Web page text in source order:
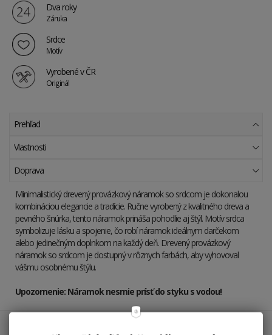
Dva roky
Záruka
Srdce
Motív
Vyrobené v ČR
Originál
Prehľad
Vlastnosti
Doprava
Minimalistický drevený provázkový náramok so srdcom je dokonalou
kombináciou elegancie a tradície. Ručne vyrobený z kvalitného dreva a
pevného šnúrka, tento náramok prináša pohodlie aj štýl. Motív srdca
symbolizuje lásku a spojenie, čo robí náramok ideálnym darčekom
alebo jedinečným doplnkom na každý deň. Drevený provázkový
náramok so srdcom je dostupný v rôznych farbách, aby vyhovoval
vášmu osobnému štýlu.
Upozornenie: Náramok nesmie prísť do styku s vodou!